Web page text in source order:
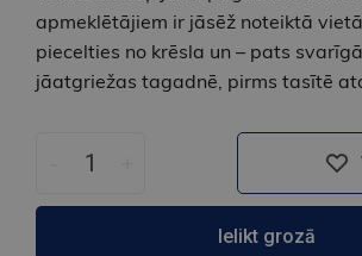
apmeklētājiem ir jāsēž noteiktā
piecelties no krēsla un – pats
jāatgriežas tagadnē, pirms tasītē
Ielikt grozā